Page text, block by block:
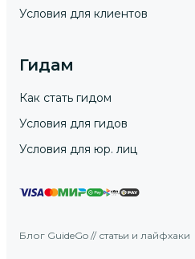
Условия для клиентов
Гидам
Как стать гидом
Условия для гидов
Условия для юр. лиц
Блог GuideGo // статьи и лайфхаки